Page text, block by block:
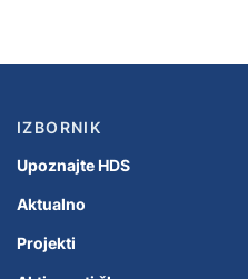
IZBORNIK
Upoznajte HDS
Aktualno
Projekti